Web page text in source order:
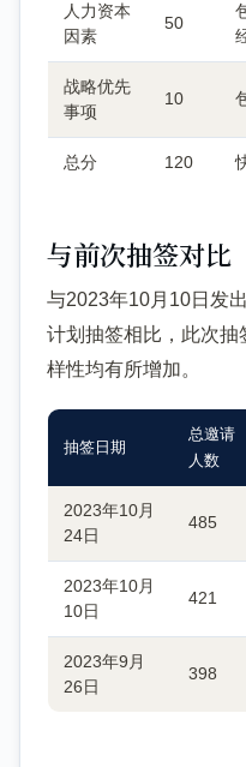
人力资本
因素
50
战略优先
事项
10
总分 120
与前次抽签对比
与2023年10月10日发
计划抽签相比，此次抽
样性均有所增加。
抽签日期
总邀请
人数
2023年10月
24日
485
2023年10月
10日
421
2023年9月
26日
398